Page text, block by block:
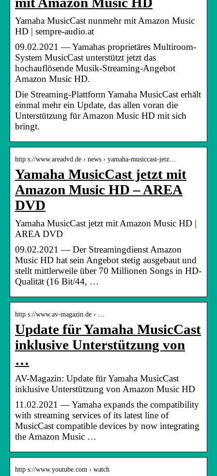
Yamaha MusicCast nunmehr mit Amazon Music
HD | sempre-audio.at
09.02.2021 — Yamahas proprietäres Multiroom-
System MusicCast unterstützt jetzt das
hochauflösende Musik-Streaming-Angebot
Amazon Music HD.
Die Streaming-Plattform Yamaha MusicCast erhält
einmal mehr ein Update, das allen voran die
Unterstützung für Amazon Music HD mit sich
bringt.
http s://www.areadvd.de › news › yamaha-musiccast-jetz…
Yamaha MusicCast jetzt mit
Amazon Music HD – AREA
DVD
Yamaha MusicCast jetzt mit Amazon Music HD |
AREA DVD
09.02.2021 — Der Streamingdienst Amazon
Music HD hat sein Angebot stetig ausgebaut und
stellt mittlerweile über 70 Millionen Songs in HD-
Qualität (16 Bit/44, …
http s://www.av-magazin.de › …
Update für Yamaha MusicCast
inklusive Unterstützung von
…
AV-Magazin: Update für Yamaha MusicCast
inklusive Unterstützung von Amazon Music HD
11.02.2021 — Yamaha expands the compatibility
with streaming services of its latest line of
MusicCast compatible devices by now integrating
the Amazon Music …
http s://www.youtube.com › watch